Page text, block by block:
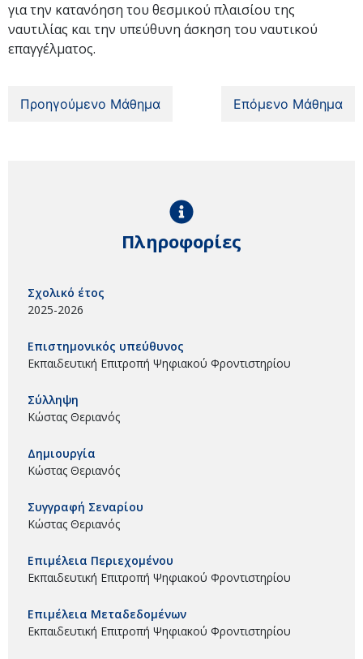
για την κατανόηση του θεσμικού πλαισίου της
ναυτιλίας και την υπεύθυνη άσκηση του ναυτικού
επαγγέλματος.
Προηγούμενο Μάθημα Επόμενο Μάθημα
Πληροφορίες
Σχολικό έτος
2025-2026
Επιστημονικός υπεύθυνος
Εκπαιδευτική Επιτροπή Ψηφιακού Φροντιστηρίου
Σύλληψη
Κώστας Θεριανός
Δημιουργία
Κώστας Θεριανός
Συγγραφή Σεναρίου
Κώστας Θεριανός
Επιμέλεια Περιεχομένου
Εκπαιδευτική Επιτροπή Ψηφιακού Φροντιστηρίου
Επιμέλεια Μεταδεδομένων
Εκπαιδευτική Επιτροπή Ψηφιακού Φροντιστηρίου